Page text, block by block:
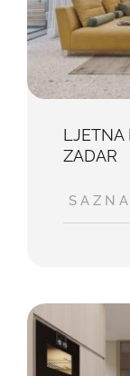
LJETNA
ZADAR